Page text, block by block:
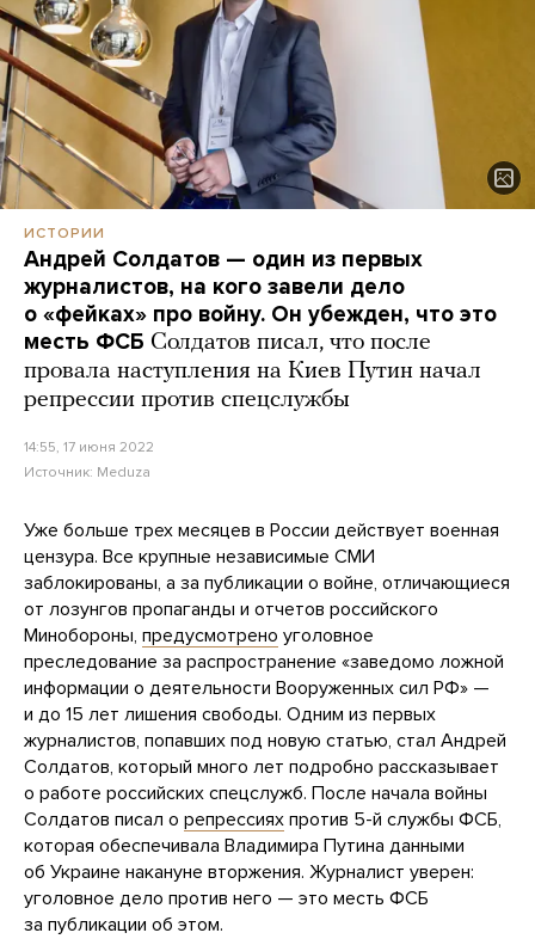
ИСТОРИИ
Андрей Солдатов — один из первых
журналистов, на кого завели дело
о «фейках» про войну. Он убежден, что это
месть ФСБ Солдатов писал, что после
провала наступления на Киев Путин начал
репрессии против спецслужбы
14:55, 17 июня 2022
Источник: Meduza
Уже больше трех месяцев в России действует военная
цензура. Все крупные независимые СМИ
заблокированы, а за публикации о войне, отличающиеся
от лозунгов пропаганды и отчетов российского
Минобороны, предусмотрено уголовное
преследование за распространение «заведомо ложной
информации о деятельности Вооруженных сил РФ» —
и до 15 лет лишения свободы. Одним из первых
журналистов, попавших под новую статью, стал Андрей
Солдатов, который много лет подробно рассказывает
о работе российских спецслужб. После начала войны
Солдатов писал о репрессиях против 5-й службы ФСБ,
которая обеспечивала Владимира Путина данными
об Украине накануне вторжения. Журналист уверен:
уголовное дело против него — это месть ФСБ
за публикации об этом.